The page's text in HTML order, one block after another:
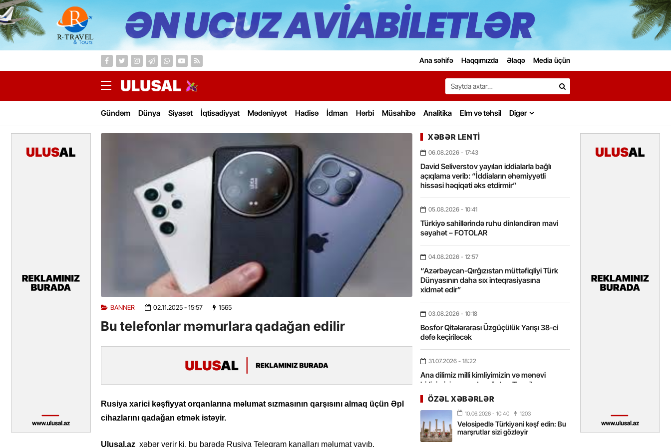
Ana səhifə Haqqımızda Əlaqə Media üçün
Search…
Gündəm Dünya Siyasət İqtisadiyyat Mədəniyyət Hadisə İdman Hərbi Müsahibə Analitika Elm və təhsil Digər
BANNER 02.11.2025- 15:57 1565
Bu telefonlar məmurlara qadağan edilir
Rusiya xarici kəşfiyyat orqanlarına məlumat sızmasının qarşısını almaq üçün Əpl
cihazlarını qadağan etmək istəyir.
Ulusal.az xəbər verir ki, bu barədə Rusiya Teleqram kanalları məlumat yayıb.
XƏBƏR LENTI
06.08.2026 - 17:43
David Seliverstov yayılan iddialarla bağlı
açıqlama verib: “İddiaların əhəmiyyətli
hissəsi həqiqəti əks etdirmir”
05.08.2026 - 10:41
Türkiyə sahillərində ruhu dinləndirən mavi
səyahət – FOTOLAR
04.08.2026 - 12:57
“Azərbaycan-Qırğızıstan müttəfiqliyi Türk
Dünyasının daha sıx inteqrasiyasına
xidmət edir”
03.08.2026 - 10:18
Bosfor Qitələrarası Üzgüçülük Yarışı 38-ci
dəfə keçiriləcək
31.07.2026 - 18:22
Ana dilimiz milli kimliyimizin və mənəvi
birliyimizin əsas dayağıdır – Tənzilə
Rüstəmxanlı
31.07.2026 - 16:58
Tarixin axarını yalnız böyük liderlər dəyişir
ÖZƏL XƏBƏRLƏR
10.06.2026 - 10:40 1203
Velosipedlə Türkiyəni kəşf edin: Bu
marşrutlar sizi gözləyir